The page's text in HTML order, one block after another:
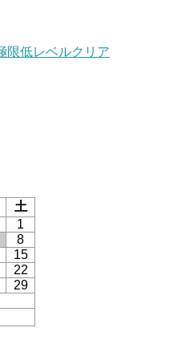
限低レベルクリア
土
1
8
15
22
29